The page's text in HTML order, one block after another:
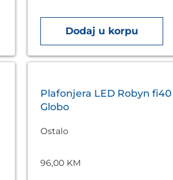
Dodaj u korpu
Plafonjera LED Robyn fi40
Globo
Ostalo
96,00 KM